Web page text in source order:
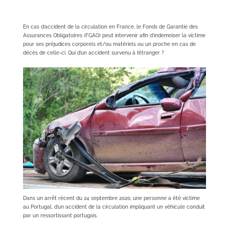
En cas d’accident de la circulation en France, le Fonds de Garantie des
Assurances Obligatoires (FGAO) peut intervenir afin d’indemniser la victime
pour ses préjudices corporels et/ou matériels ou un proche en cas de
décès de celle-ci. Qui d’un accident survenu à l’étranger ?
Dans un arrêt récent du 24 septembre 2020, une personne a été victime
au Portugal, d’un accident de la circulation impliquant un véhicule conduit
par un ressortissant portugais.